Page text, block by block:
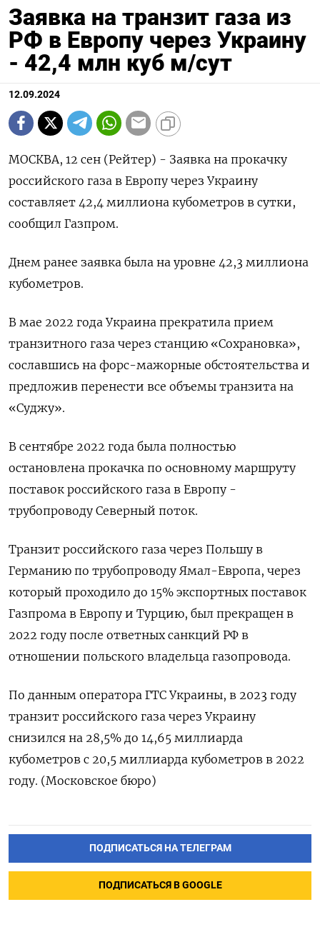
Заявка на транзит газа из
РФ в Европу через Украину
- 42,4 млн куб м/сут
12.09.2024
МОСКВА, 12 сен (Рейтер) - Заявка на прокачку
российского газа в Европу через Украину
составляет 42,4 миллиона кубометров в сутки,
сообщил Газпром.
Днем ранее заявка была на уровне 42,3 миллиона
кубометров.
В мае 2022 года Украина прекратила прием
транзитного газа через станцию «Сохрановка»,
сославшись на форс-мажорные обстоятельства и
предложив перенести все объемы транзита на
«Суджу».
В сентябре 2022 года была полностью
остановлена прокачка по основному маршруту
поставок российского газа в Европу -
трубопроводу Северный поток.
Транзит российского газа через Польшу в
Германию по трубопроводу Ямал-Европа, через
который проходило до 15% экспортных поставок
Газпрома в Европу и Турцию, был прекращен в
2022 году после ответных санкций РФ в
отношении польского владельца газопровода.
По данным оператора ГТС Украины, в 2023 году
транзит российского газа через Украину
снизился на 28,5% до 14,65 миллиарда
кубометров с 20,5 миллиарда кубометров в 2022
году. (Московское бюро)
ПОДПИСАТЬСЯ НА ТЕЛЕГРАМ
ПОДПИСАТЬСЯ В GOOGLE